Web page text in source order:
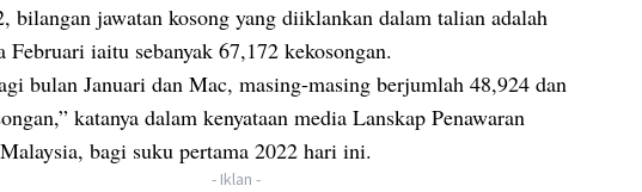
bilangan jawatan kosong yang diiklankan dalam talian adalah
Februari iaitu sebanyak 67,172 kekosongan.
bulan Januari dan Mac, masing-masing berjumlah 48,924 dan
katanya dalam kenyataan media Lanskap Penawaran
bagi suku pertama 2022 hari ini.
- Iklan -